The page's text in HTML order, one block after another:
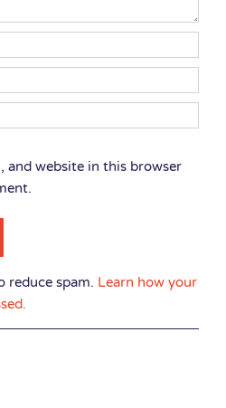
and website in this browser
reduce spam. Learn how your